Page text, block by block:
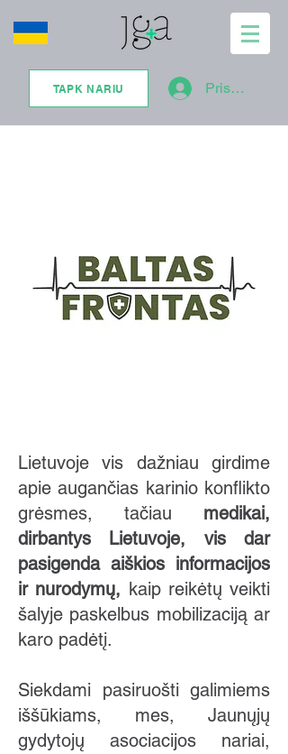
TAPK NARIU Prisijungti
Lietuvoje vis dažniau girdime
apie augančias karinio konflikto
grėsmes, tačiau medikai,
dirbantys Lietuvoje, vis dar
pasigenda aiškios informacijos
ir nurodymų, kaip reikėtų veikti
šalyje paskelbus mobilizaciją ar
karo padėtį.
Siekdami pasiruošti galimiems
iššūkiams, mes, Jaunųjų
gydytojų asociacijos nariai,